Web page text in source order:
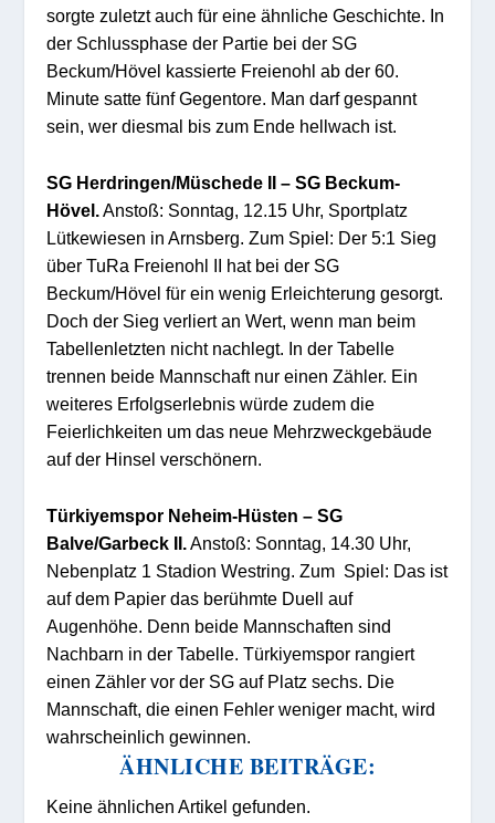
sorgte zuletzt auch für eine ähnliche Geschichte. In
der Schlussphase der Partie bei der SG
Beckum/Hövel kassierte Freienohl ab der 60.
Minute satte fünf Gegentore. Man darf gespannt
sein, wer diesmal bis zum Ende hellwach ist.
SG Herdringen/Müschede II – SG Beckum-
Hövel.Anstoß: Sonntag, 12.15 Uhr, Sportplatz
Lütkewiesen in Arnsberg. Zum Spiel: Der 5:1 Sieg
über TuRa Freienohl II hat bei der SG
Beckum/Hövel für ein wenig Erleichterung gesorgt.
Doch der Sieg verliert an Wert, wenn man beim
Tabellenletzten nicht nachlegt. In der Tabelle
trennen beide Mannschaft nur einen Zähler. Ein
weiteres Erfolgserlebnis würde zudem die
Feierlichkeiten um das neue Mehrzweckgebäude
auf der Hinsel verschönern.
Türkiyemspor Neheim-Hüsten – SG
Balve/Garbeck II.Anstoß: Sonntag, 14.30 Uhr,
Nebenplatz 1 Stadion Westring. Zum Spiel: Das ist
auf dem Papier das berühmte Duell auf
Augenhöhe. Denn beide Mannschaften sind
Nachbarn in der Tabelle. Türkiyemspor rangiert
einen Zähler vor der SG auf Platz sechs. Die
Mannschaft, die einen Fehler weniger macht, wird
wahrscheinlich gewinnen.
ÄHNLICHE BEITRÄGE:
Keine ähnlichen Artikel gefunden.